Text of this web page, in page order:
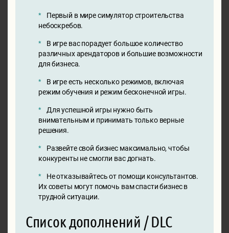
Первый в мире симулятор строительства
небоскребов.
В игре вас порадует большое количество
различных арендаторов и большие возможности
для бизнеса.
В игре есть несколько режимов, включая
режим обучения и режим бесконечной игры.
Для успешной игры нужно быть
внимательным и принимать только верные
решения.
Развейте свой бизнес максимально, чтобы
конкуренты не смогли вас догнать.
Не отказывайтесь от помощи консультантов.
Их советы могут помочь вам спасти бизнес в
трудной ситуации.
Список дополнений / DLC